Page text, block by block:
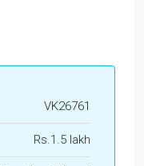
VK26761
Rs.1.5 lakh